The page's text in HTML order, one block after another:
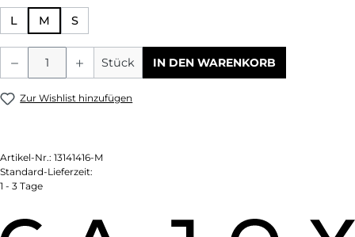
L M S
Produkt Anzahl: Gib den gewünschten
Stück IN DEN WARENKORB
Zur Wishlist hinzufügen
Artikel-Nr.: 13141416-M
Standard-Lieferzeit:
1 - 3 Tage